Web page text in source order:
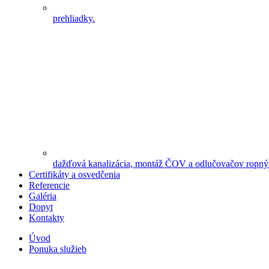
prehliadky.
dažďová kanalizácia, montáž ČOV a odlučovačov
Certifikáty a osvedčenia
Referencie
Galéria
Dopyt
Kontakty
Úvod
Ponuka služieb